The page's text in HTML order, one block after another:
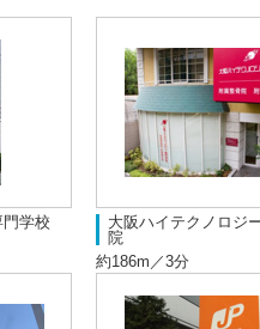
学校
大阪ハイテクノロジ
院
約186m／3分